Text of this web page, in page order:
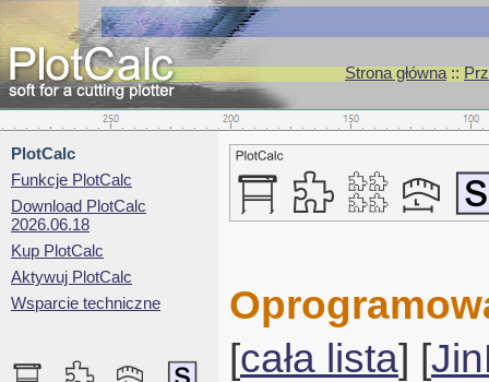
Strona główna::
PlotCalc
Funkcje PlotCalc
Download PlotCalc
2026.06.18
Kup PlotCalc
Aktywuj PlotCalc
Wsparcie techniczne
[cała lista] [